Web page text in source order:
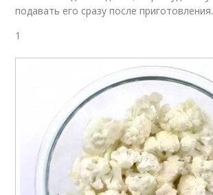
подавать его сразу после приготовления.
1